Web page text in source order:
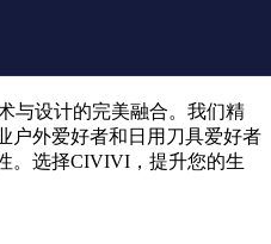
与设计的完美融合。我们精
户外爱好者和日用刀具爱好者
。选择CIVIVI，提升您的生